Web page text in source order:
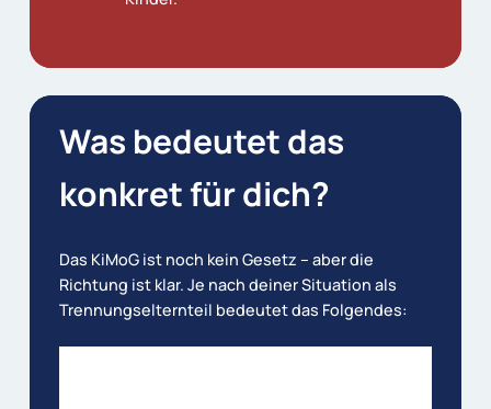
Was bedeutetdas
konkretfürdich?
Das KiMoG ist noch kein Gesetz – aber die
Richtung ist klar. Je nach deiner Situation als
Trennungselternteil bedeutet das Folgendes: